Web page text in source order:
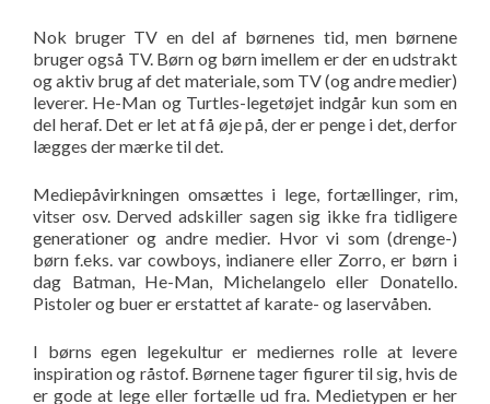
Nok bruger TV en del af børnenes tid, men børnene
bruger også TV. Børn og børn imellem er der en udstrakt
og aktiv brug af det materiale, som TV (og andre medier)
leverer. He-Man og Turtles-legetøjet indgår kun som en
del heraf. Det er let at få øje på, der er penge i det, derfor
lægges der mærke til det.
Mediepåvirkningen omsættes i lege, fortællinger, rim,
vitser osv. Derved adskiller sagen sig ikke fra tidligere
generationer og andre medier. Hvor vi som (drenge-)
børn f.eks. var cowboys, indianere eller Zorro, er børn i
dag Batman, He-Man, Michelangelo eller Donatello.
Pistoler og buer er erstattet af karate- og laservåben.
I børns egen legekultur er mediernes rolle at levere
inspiration og råstof. Børnene tager figurer til sig, hvis de
er gode at lege eller fortælle ud fra. Medietypen er her